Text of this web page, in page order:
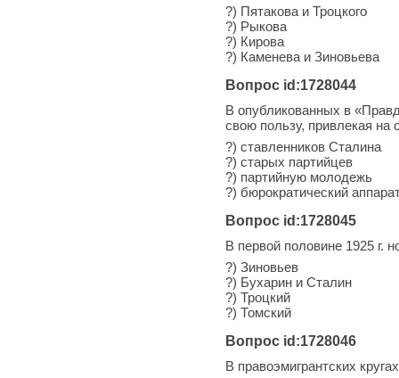
?) Пятакова и Троцкого
?) Рыкова
?) Кирова
?) Каменева и Зиновьева
Вопрос id:1728044
В опубликованных в
свою пользу, привлекая на
?) ставленников Сталина
?) старых партийцев
?) партийную молодежь
?) бюрократический
Вопрос id:1728045
В первой половине 1925 г.
?) Зиновьев
?) Бухарин и Сталин
?) Троцкий
?) Томский
Вопрос id:1728046
В правоэмигрантских